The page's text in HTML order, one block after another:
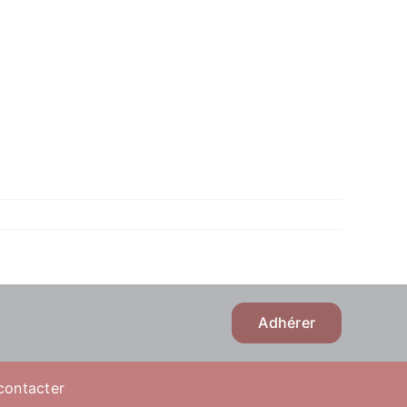
Adhérer